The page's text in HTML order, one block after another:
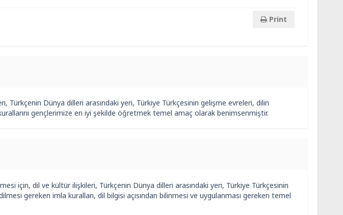
Print
Türkçenin Dünya dilleri arasındaki yeri, Türkiye Türkçesinin gelişme evreleri, dilin
gençlerimize en iyi şekilde öğretmek temel amaç olarak benimsenmiştir.
için, dil ve kültür ilişkileri, Türkçenin Dünya dilleri arasındaki yeri, Türkiye Türkçesinin
gereken imla kuralları, dil bilgisi açısından bilinmesi ve uygulanması gereken temel